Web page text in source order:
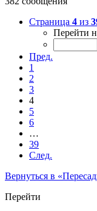
Страница 4 из
Перейти
Пред.
1
2
3
4
5
6
…
39
След.
Вернуться в
Перейти